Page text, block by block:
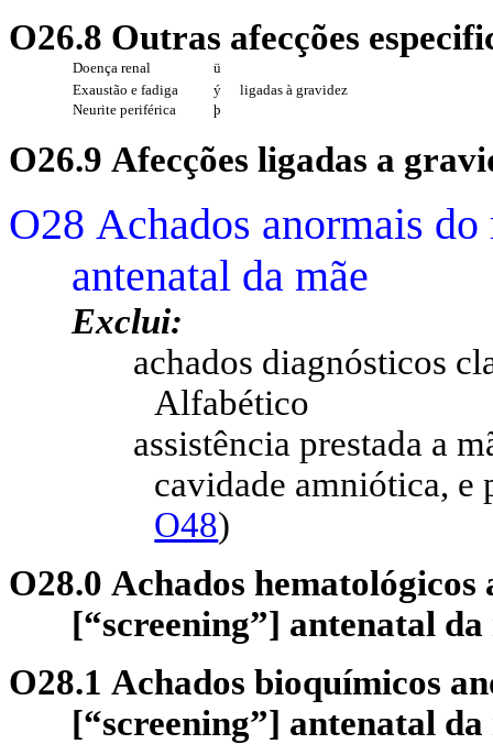
O26.8 Outras afecções
Doença renal
ü
Exaustão e fadiga
ý
ligadas à gravidez
Neurite periférica
þ
O26.9 Afecções ligadas a
O28 Achados anormais
antenatal da mãe
Exclui:
achados diagnósticos
Alfabético
assistência prestada a
cavidade amniótica, e
O48)
O28.0 Achados
[“screening”] antenatal da
O28.1 Achados bioquímicos
[“screening”] antenatal da